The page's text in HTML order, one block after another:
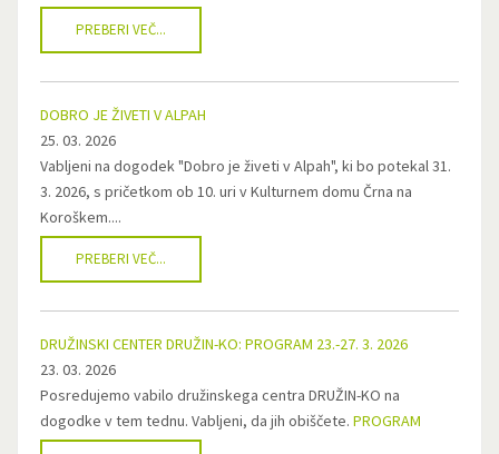
PREBERI VEČ...
DOBRO JE ŽIVETI V ALPAH
25. 03. 2026
Vabljeni na dogodek "Dobro je živeti v Alpah", ki bo potekal 31.
3. 2026, s pričetkom ob 10. uri v Kulturnem domu Črna na
Koroškem....
PREBERI VEČ...
DRUŽINSKI CENTER DRUŽIN-KO: PROGRAM 23.-27. 3. 2026
23. 03. 2026
Posredujemo vabilo družinskega centra DRUŽIN-KO na
dogodke v tem tednu. Vabljeni, da jih obiščete. PROGRAM